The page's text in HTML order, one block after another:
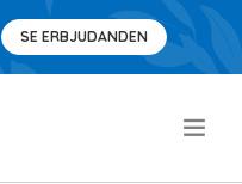
SE ERBJUDANDEN